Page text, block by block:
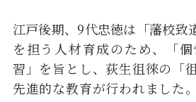
江戸後期、9代忠徳は「藩校致
を担う人材育成のため、「
習」を旨とし、荻生徂徠の「
先進的な教育が行われました